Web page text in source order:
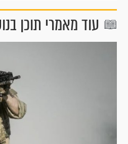
עוד מאמרי תוכן